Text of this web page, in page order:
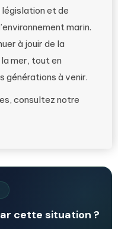
et de
marin.
à jouir de la
mer, tout en
générations à venir.
consultez notre
cette situation ?